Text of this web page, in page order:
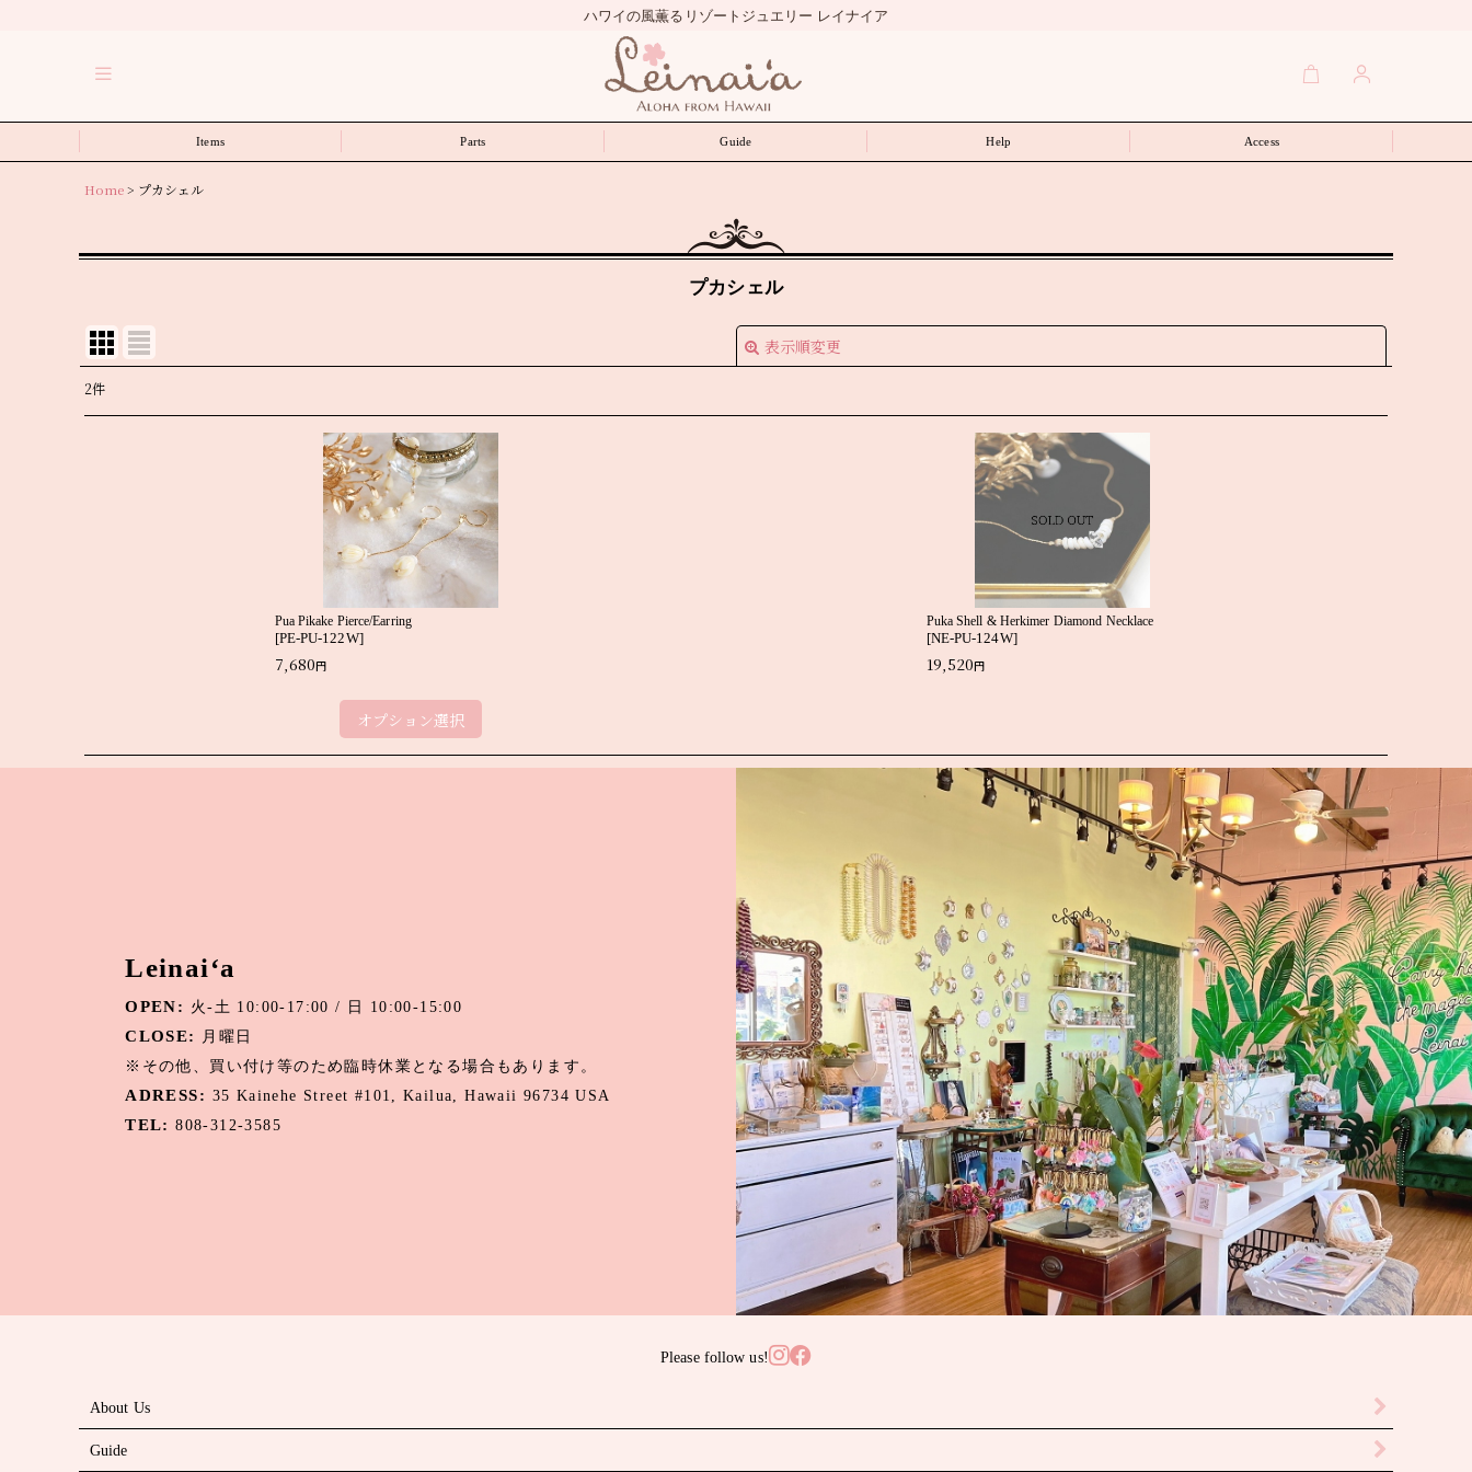
ハワイの風薫るリゾートジュエリー レイナイア
Items Parts Guide Help Access
Home> プカシェル
プカシェル
表示順変更
2件
Pua Pikake Pierce/Earring
[PE-PU-122W]
7,680円
オプション選択
Puka Shell & Herkimer Diamond Necklace
[NE-PU-124W]
19,520円
Leinai‘a
OPEN: 火-土 10:00-17:00 / 日 10:00-15:00
CLOSE:
月曜日
※その他、買い付け等のため臨時休業となる場合もあります。
ADRESS: 35 Kainehe Street #101, Kailua, Hawaii 96734 USA
TEL:808-312-3585
Please follow us!
About Us
Guide